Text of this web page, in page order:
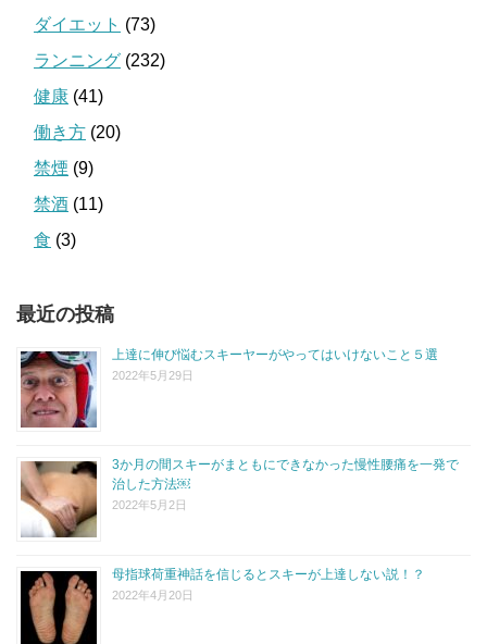
ダイエット (73)
ランニング (232)
健康 (41)
働き方 (20)
禁煙 (9)
禁酒 (11)
食 (3)
最近の投稿
上達に伸び悩むスキーヤーがやってはいけないこと５選
2022年5月29日
3か月の間スキーがまともにできなかった慢性腰痛を一発で
治した方法￼
2022年5月2日
母指球荷重神話を信じるとスキーが上達しない説！？
2022年4月20日